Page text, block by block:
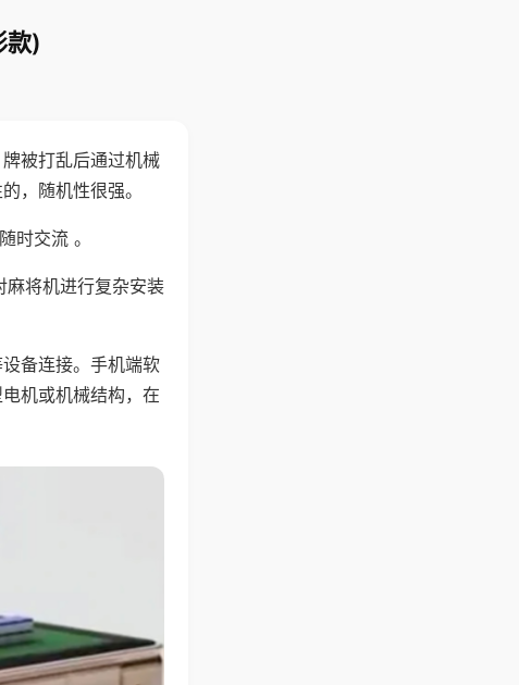
款)
被打乱后通过机械
，随机性很强。
时交流 。
麻将机进行复杂安装
备连接。手机端软
机或机械结构，在